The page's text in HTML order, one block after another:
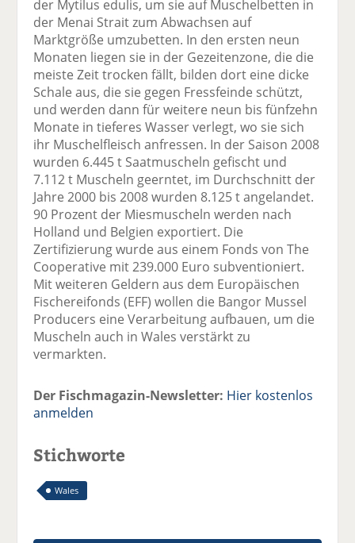
der Mytilus edulis, um sie auf Muschelbetten in
der Menai Strait zum Abwachsen auf
Marktgröße umzubetten. In den ersten neun
Monaten liegen sie in der Gezeitenzone, die die
meiste Zeit trocken fällt, bilden dort eine dicke
Schale aus, die sie gegen Fressfeinde schützt,
und werden dann für weitere neun bis fünfzehn
Monate in tieferes Wasser verlegt, wo sie sich
ihr Muschelfleisch anfressen. In der Saison 2008
wurden 6.445 t Saatmuscheln gefischt und
7.112 t Muscheln geerntet, im Durchschnitt der
Jahre 2000 bis 2008 wurden 8.125 t angelandet.
90 Prozent der Miesmuscheln werden nach
Holland und Belgien exportiert. Die
Zertifizierung wurde aus einem Fonds von The
Cooperative mit 239.000 Euro subventioniert.
Mit weiteren Geldern aus dem Europäischen
Fischereifonds (EFF) wollen die Bangor Mussel
Producers eine Verarbeitung aufbauen, um die
Muscheln auch in Wales verstärkt zu
vermarkten.
Der Fischmagazin-Newsletter: Hier kostenlos
anmelden
Stichworte
Wales